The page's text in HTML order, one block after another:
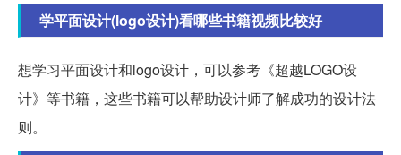
学平面设计(logo设计)看哪些书籍视频比较好
想学习平面设计和logo设计，可以参考《超越LOGO设
计》等书籍，这些书籍可以帮助设计师了解成功的设计法
则。